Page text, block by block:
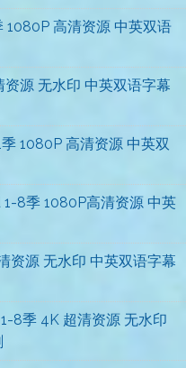
高清资源 中英双语
源 无水印 中英双语字幕
1080P 高清资源 中英双
8季 1080P高清资源 中英
资源 无水印 中英双语字幕
8季 4K 超清资源 无水印